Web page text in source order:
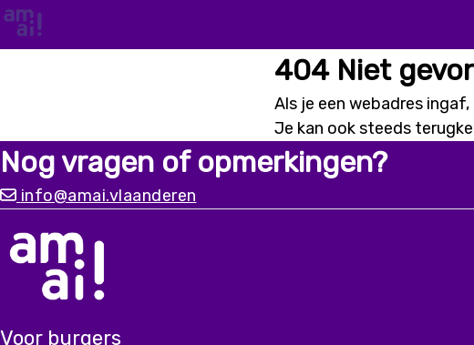
404 Niet
Als je een webadres
Je kan ook steeds
Nog vragen of opmerkingen?
info@amai.vlaanderen
Voor burgers